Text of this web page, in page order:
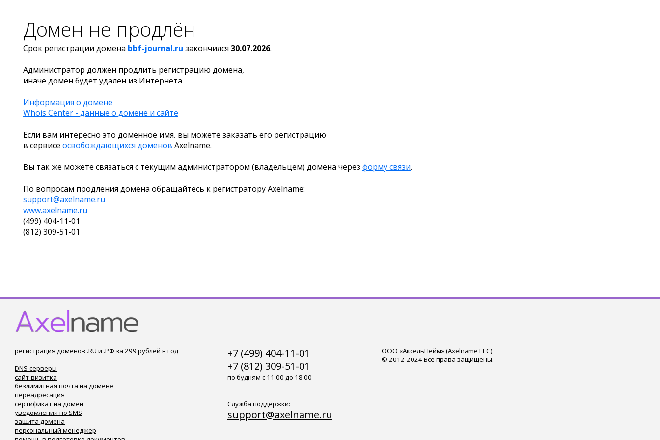
Домен не продлён
Срок регистрации домена bbf-journal.ru закончился 30.07.2026.
Администратор должен продлить регистрацию домена,
иначе домен будет удален из Интернета.
Информация о домене
Whois Center - данные о домене и сайте
Если вам интересно это доменное имя, вы можете заказать его регистрацию
в сервисе освобождающихся доменов Axelname.
Вы так же можете связаться с текущим администратором (владельцем) домена через форму связи.
По вопросам продления домена обращайтесь к регистратору Axelname:
support@axelname.ru
www.axelname.ru
(499) 404-11-01
(812) 309-51-01
регистрация доменов .RU и .РФ за 299 рублей в год
DNS-серверы
сайт-визитка
безлимитная почта на домене
переадресация
сертификат на домен
уведомления по SMS
защита домена
персональный менеджер
+7 (499) 404-11-01
+7 (812) 309-51-01
по будням с 11:00 до 18:00
Служба поддержки:
support@axelname.ru
ООО «АксельНейм» (Axelname LLC)
© 2012-2024 Все права защищены.